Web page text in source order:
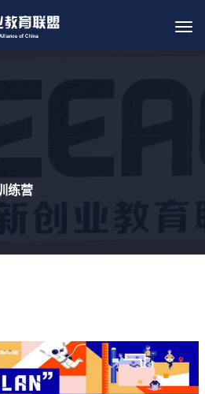
练营